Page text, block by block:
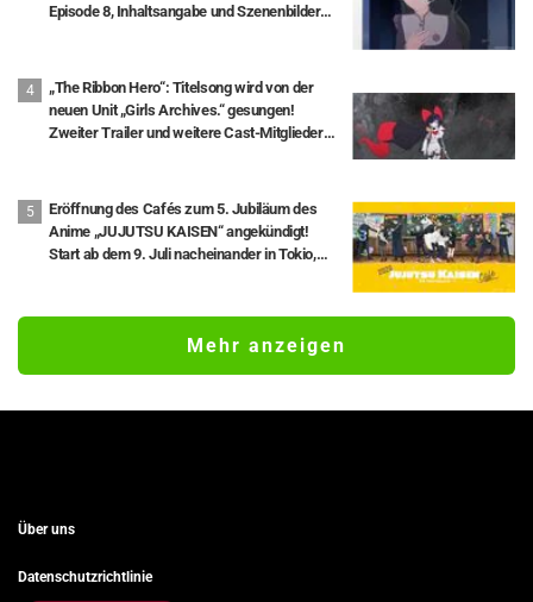
Episode 8, Inhaltsangabe und Szenenbilder
„The Ribbon Hero“: Titelsong wird von der
neuen Unit „Girls Archives.“ gesungen!
Zweiter Trailer und weitere Cast-Mitglieder
Eröffnung des Cafés zum 5. Jubiläum des
Anime „JUJUTSU KAISEN“ angekündigt!
Start ab dem 9. Juli nacheinander in Tokio,
Mehr anzeigen
Über uns
Datenschutzrichtlinie